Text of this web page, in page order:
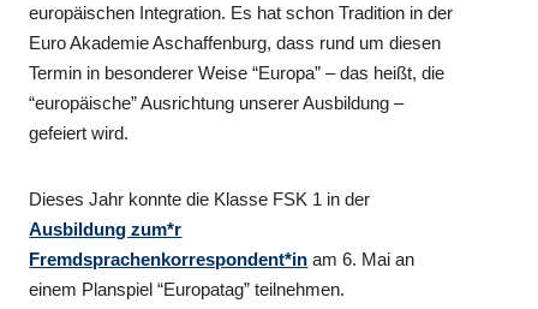
europäischen Integration. Es hat schon Tradition in der
Euro Akademie Aschaffenburg, dass rund um diesen
Termin in besonderer Weise “Europa” – das heißt, die
“europäische” Ausrichtung unserer Ausbildung –
gefeiert wird.
Dieses Jahr konnte die Klasse FSK 1 in der
Ausbildung zum*r
Fremdsprachenkorrespondent*in am 6. Mai an
einem Planspiel “Europatag” teilnehmen.